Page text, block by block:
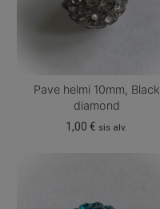
Pave helmi 10mm, Black
diamond
1,00€ sis alv.